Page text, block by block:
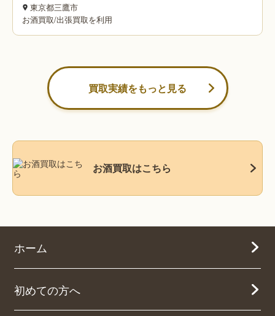
東京都三鷹市
お酒買取/出張買取を利用
買取実績をもっと見る
お酒買取はこちら
ホーム
初めての方へ